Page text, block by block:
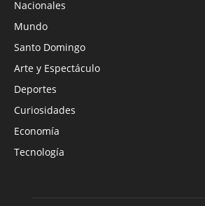
Nacionales
Mundo
Santo Domingo
Arte y Espectáculo
Deportes
Curiosidades
Economía
Tecnología